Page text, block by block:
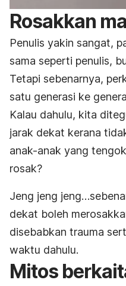
Rosakkan
Penulis yakin sangat,
sama seperti penulis,
Tetapi sebenarnya,
satu generasi ke
Kalau dahulu, kita
jarak dekat kerana
anak-anak yang
rosak?
Jeng jeng
dekat boleh
disebabkan trauma
waktu dahulu.
Mitos